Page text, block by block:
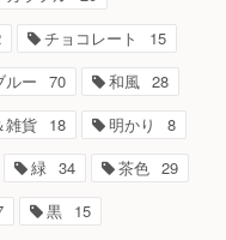
チョコレート
15
ルー 70 和風 28
雑貨 18 明かり
8
緑 34 茶色 29
黒 15